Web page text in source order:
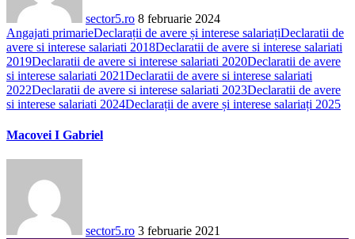
sector5.ro 8 februarie 2024
Angajati primarieDeclarații de avere și interese salariațiDeclaratii de
avere si interese salariati 2018Declaratii de avere si interese salariati
2019Declaratii de avere si interese salariati 2020Declaratii de avere
si interese salariati 2021Declaratii de avere si interese salariati
2022Declaratii de avere si interese salariati 2023Declaratii de avere
si interese salariati 2024Declarații de avere și interese salariați 2025
Macovei I Gabriel
sector5.ro 3 februarie 2021